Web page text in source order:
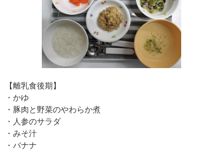
【離乳食後期】
・かゆ
・豚肉と野菜のやわらか煮
・人参のサラダ
・みそ汁
・バナナ